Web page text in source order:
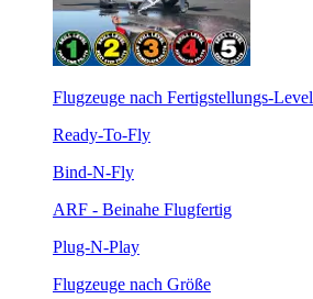
Flugzeuge nach Fertigstellungs-Level
Ready-To-Fly
Bind-N-Fly
ARF - Beinahe Flugfertig
Plug-N-Play
Flugzeuge nach Größe